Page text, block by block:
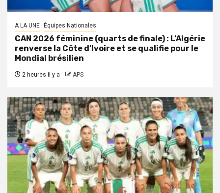
A LA UNE Équipes Nationales
CAN 2026 féminine (quarts de finale) : L’Algérie
renverse la Côte d’Ivoire et se qualifie pour le
Mondial brésilien
2 heures il y a APS